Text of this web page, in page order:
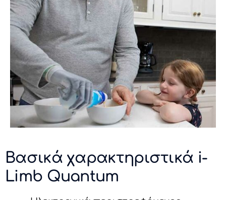
Βασικά χαρακτηριστικά i-
Limb Quantum